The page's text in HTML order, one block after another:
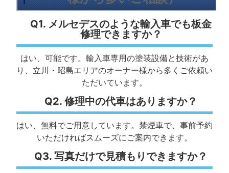
Q1. メルセデスのような輸入車でも板金
修理できますか？
はい、可能です。輸入車専用の塗装設備と技術があ
り、立川・昭島エリアのオーナー様から多くご依頼い
ただいています。
Q2. 修理中の代車はありますか？
はい、無料でご用意しています。禁煙車で、事前予約
いただければスムーズにご案内できます。
Q3. 写真だけで見積もりできますか？